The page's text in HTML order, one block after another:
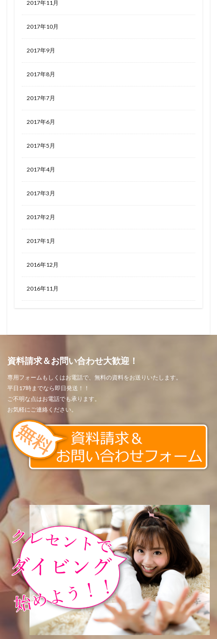
2017年11月
2017年10月
2017年9月
2017年8月
2017年7月
2017年6月
2017年5月
2017年4月
2017年3月
2017年2月
2017年1月
2016年12月
2016年11月
資料請求＆お問い合わせ大歓迎！
専用フォームもしくはお電話で、無料の資料をお送りいたします。
平日17時までなら即日発送！！
ご不明な点はお電話でも承ります。
お気軽にご連絡ください。